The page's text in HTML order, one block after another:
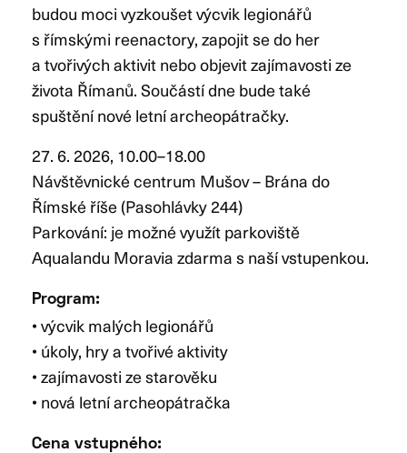
budou moci vyzkoušet výcvik legionářů
s římskými reenactory, zapojit se do her
a tvořivých aktivit nebo objevit zajímavosti ze
života Římanů. Součástí dne bude také
spuštění nové letní archeopátračky.
27. 6. 2026, 10.00–18.00
Návštěvnické centrum Mušov – Brána do
Římské říše (Pasohlávky 244)
Parkování: je možné využít parkoviště
Aqualandu Moravia zdarma s naší vstupenkou.
Program:
• výcvik malých legionářů
• úkoly, hry a tvořivé aktivity
• zajímavosti ze starověku
• nová letní archeopátračka
Cena vstupného: